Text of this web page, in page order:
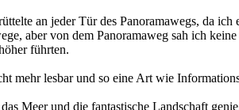
an jeder Tür des Panoramawegs, da
aber von dem Panoramaweg sah ich
führten.
mehr lesbar und so eine Art wie
Meer und die fantastische Landschaft